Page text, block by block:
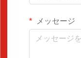
メッセージ